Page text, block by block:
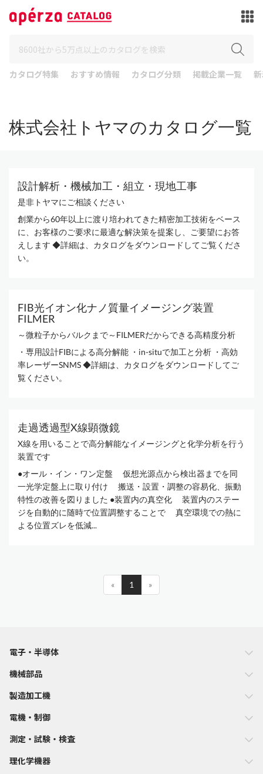
カタログ特集 おすすめ情報 カタログ分類 掲載企業一覧
株式会社トヤマのカタログ一覧
設計解析・機械加工・組立・現地工事
是非トヤマにご相談ください
創業から60年以上に渡り培われてきた精密加工技術をベース
に、お客様のご要求に最適な解決策を提案し、ご要望にお答
えします ◆詳細は、カタログをダウンロードしてご覧くださ
い。
FIB光イオン化ナノ質量イメージング装置
FILMER
～微粒子からバルクまで～FILMERだからできる高精度分析
・専用設計FIBによる高分解能 ・in-situで加工と分析 ・高効
率レーザーSNMS ◆詳細は、カタログをダウンロードしてご
覧ください。
走過透過型X線顕微鏡
X線を用いることで高分解能なイメージングと化学分析を行う
装置です
●オール・イン・ワン定盤 仮想光源点から検出器までを同
一光学定盤上に取り付け 搬送・設置・調整の容易化、振動
特性の改善を図りました ●装置内の真空化 装置内のステー
ジを自動的に随時で位置調整することで 真空環境での熱に
よる位置ズレを低減...
« 1 »
電子・半導体
機械部品
製造加工機
電機・制御
測定・試験・検査
理化学機器